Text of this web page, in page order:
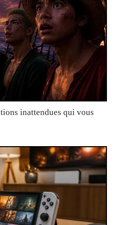
inattendues qui vous